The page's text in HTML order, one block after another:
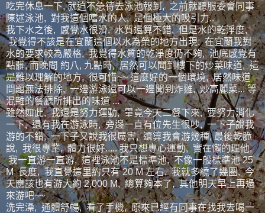
吃完休息一下, 就迫不急待去泳池報到, 之前就聽服委會同事
陳述泳池, 對我這個嗜水的人, 是個極大的吸引力..
我下水之後, 感覺水很滑, 水質還算不錯, 但是水的乾淨度,
我覺得不該是在宜蘭這個以水為榮的地方出現, 在宜蘭我對
水的要求較為嚴格, 我覺得水質的乾淨度仍不夠, 池底感覺有
點髒, 而晚間 約八, 九點時, 居然可以聞到樓下的炒菜味道, 這
是難以理解的地方, 很可惜~~ 這麼好的一個環境, 居然味道
問題無法排除, 一邊游泳還可以一邊聞到炸雞, 炒高麗菜... 等
混雜的餐廳所排出的味道 ...
雖然如此, 我還是努力運動, 畢竟今天二餐下來, 要努力消化
一下, 還有我在游泳時, 旁邊一直有位先生很吵, 一下子說我
游的不錯, 一下子又說我很厲害, 還算我會游幾種, 最後乾脆
說, 我很專業, 體力很好..... 我只想專心運動, 實在懶的理他,
我一直游一直游, 這裡泳池不是標準池, 不像一般標準池 25
M 長度, 我直覺這里約只有 20 M 左右, 我就多繞了幾圈, 今
天應該也有游大約 2,000 M, 總算夠本了, 其他明天早上再過
來游吧~~
洗完澡, 通體舒暢, 看了手機, 原來已經有同事在找我去喝一